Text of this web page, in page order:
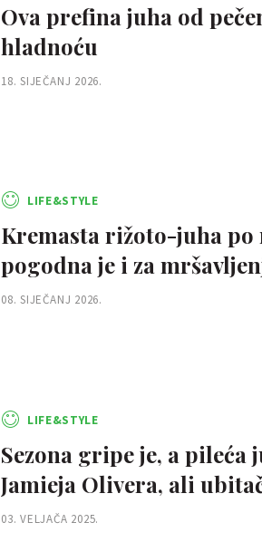
Ova prefina juha od
hladnoću
18. SIJEČANJ 2026.
LIFE&STYLE
Kremasta rižoto-juha po
pogodna je i za
08. SIJEČANJ 2026.
LIFE&STYLE
Sezona gripe je, a
Jamieja Olivera, ali
03. VELJAČA 2025.